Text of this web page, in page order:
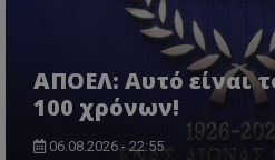
ΑΠΟΕΛ: Αυτό είναι
100 χρόνων!
06.08.2026 - 22:55